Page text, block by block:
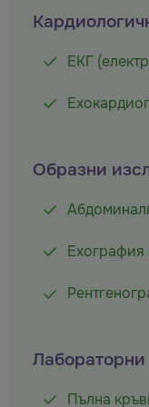
ЕКГ
Образни
Ехография
Пълна